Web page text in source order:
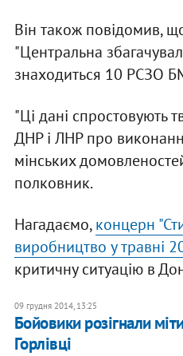
Він також повідомив,
"Центральна
знаходиться 10 РСЗО
"Ці дані спростовують
ДНР і ЛНР про
мінських
полковник.
Нагадаємо,концерн
виробництво у травні
критичну ситуацію в
09 грудня 2014, 13:25
Бойовики розігнали
Горлівці